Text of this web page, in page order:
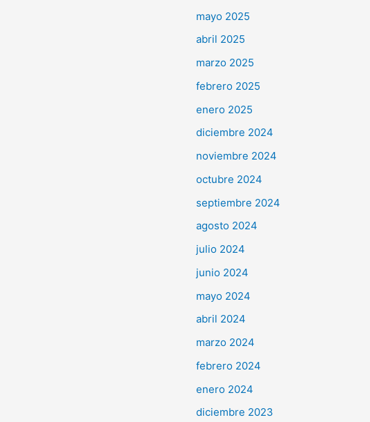
mayo 2025
abril 2025
marzo 2025
febrero 2025
enero 2025
diciembre 2024
noviembre 2024
octubre 2024
septiembre 2024
agosto 2024
julio 2024
junio 2024
mayo 2024
abril 2024
marzo 2024
febrero 2024
enero 2024
diciembre 2023